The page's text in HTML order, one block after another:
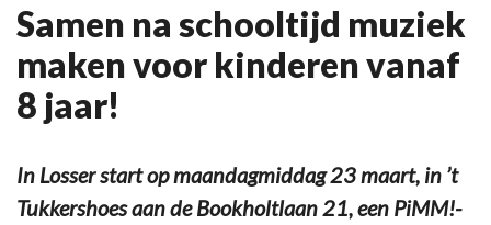
Samen na schooltijd muziek
maken voor kinderen vanaf
8 jaar!
In Losser start op maandagmiddag 23 maart, in ’t
Tukkershoes aan de Bookholtlaan 21, een PiMM!-